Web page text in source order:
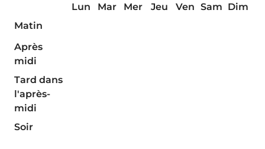
Lun Mar Mer Jeu Ven Sam Dim
Matin
Après
midi
Tard dans
l'après-
midi
Soir